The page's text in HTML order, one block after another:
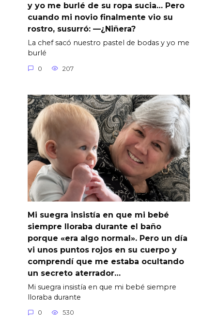
y yo me burlé de su ropa sucia… Pero
cuando mi novio finalmente vio su
rostro, susurró: —¿Niñera?
La chef sacó nuestro pastel de bodas y yo me
burlé
0 207
Mi suegra insistía en que mi bebé
siempre lloraba durante el baño
porque «era algo normal». Pero un día
vi unos puntos rojos en su cuerpo y
comprendí que me estaba ocultando
un secreto aterrador…
Mi suegra insistía en que mi bebé siempre
lloraba durante
0 530